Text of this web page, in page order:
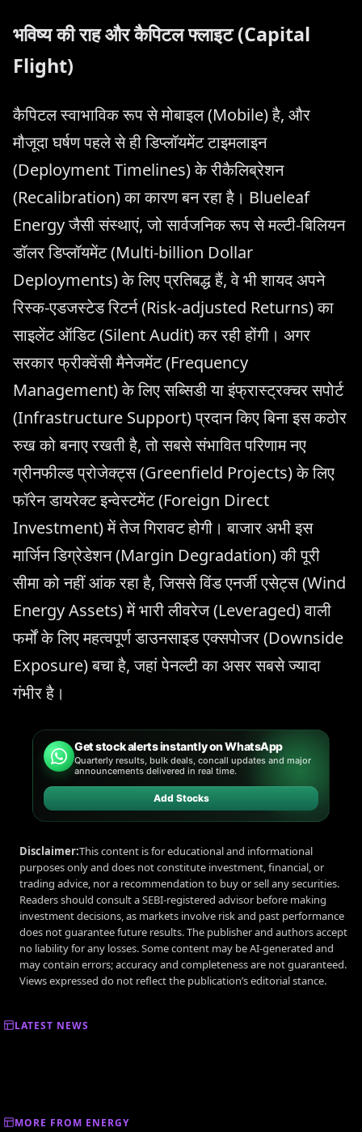
भविष्य की राह और कैपिटल फ्लाइट (Capital
Flight)
कैपिटल स्वाभाविक रूप से मोबाइल (Mobile) है, और
मौजूदा घर्षण पहले से ही डिप्लॉयमेंट टाइमलाइन
(Deployment Timelines) के रीकैलिब्रेशन
(Recalibration) का कारण बन रहा है। Blueleaf
Energy जैसी संस्थाएं, जो सार्वजनिक रूप से मल्टी-बिलियन
डॉलर डिप्लॉयमेंट (Multi-billion Dollar
Deployments) के लिए प्रतिबद्ध हैं, वे भी शायद अपने
रिस्क-एडजस्टेड रिटर्न (Risk-adjusted Returns) का
साइलेंट ऑडिट (Silent Audit) कर रही होंगी। अगर
सरकार फ्रीक्वेंसी मैनेजमेंट (Frequency
Management) के लिए सब्सिडी या इंफ्रास्ट्रक्चर सपोर्ट
(Infrastructure Support) प्रदान किए बिना इस कठोर
रुख को बनाए रखती है, तो सबसे संभावित परिणाम नए
ग्रीनफील्ड प्रोजेक्ट्स (Greenfield Projects) के लिए
फॉरेन डायरेक्ट इन्वेस्टमेंट (Foreign Direct
Investment) में तेज गिरावट होगी। बाजार अभी इस
मार्जिन डिग्रेडेशन (Margin Degradation) की पूरी
सीमा को नहीं आंक रहा है, जिससे विंड एनर्जी एसेट्स (Wind
Energy Assets) में भारी लीवरेज (Leveraged) वाली
फर्मों के लिए महत्वपूर्ण डाउनसाइड एक्सपोजर (Downside
Exposure) बचा है, जहां पेनल्टी का असर सबसे ज्यादा
गंभीर है।
Get stock alerts instantly on WhatsApp
Quarterly results, bulk deals, concall updates and major
announcements delivered in real time.
Add Stocks
Disclaimer:This content is for educational and informational
purposes only and does not constitute investment, financial, or
trading advice, nor a recommendation to buy or sell any securities.
Readers should consult a SEBI-registered advisor before making
investment decisions, as markets involve risk and past performance
does not guarantee future results. The publisher and authors accept
no liability for any losses. Some content may be AI-generated and
may contain errors; accuracy and completeness are not guaranteed.
Views expressed do not reflect the publication’s editorial stance.
LATEST NEWS
MORE FROM ENERGY